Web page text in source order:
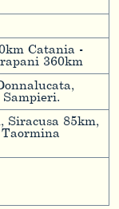
Catania -
360km
Siracusa 85km,